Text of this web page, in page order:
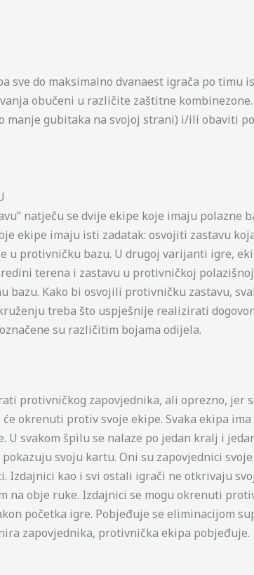
do maksimalno dvanaest igrača po timu
obučeni u različite zaštitne
gubitaka na svojoj strani) i/ili obaviti
natječu se dvije ekipe koje imaju polazne
ekipe imaju isti zadatak: osvojiti zastavu
u protivničku bazu. U drugoj varijanti igre,
terena i zastavu u protivničkoj
bazu. Kako bi osvojili protivničku zastavu,
treba što uspješnije realizirati
su različitim bojama odijela.
protivničkog zapovjednika, ali oprezno, jer
okrenuti protiv svoje ekipe. Svaka ekipa
U svakom špilu se nalaze po jedan kralj i
svoju kartu. Oni su zapovjednici
Izdajnici kao i svi ostali igrači ne otkrivaju
na obje ruke. Izdajnici se mogu okrenuti
početka igre. Pobjeđuje se eliminacijom
zapovjednika, protivnička ekipa pobjeđuje.